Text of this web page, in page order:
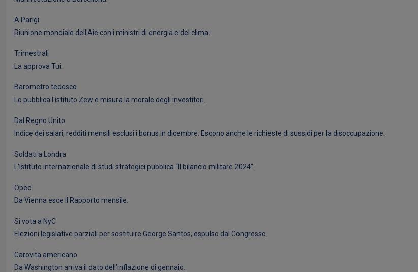
A Parigi
Riunione mondiale dell'Aie con i ministri di energia e del clima.
Trimestrali
La approva Tui.
Barometro tedesco
Lo pubblica l'istituto Zew e misura la morale degli investitori.
Dal Regno Unito
Indice dei salari, redditi mensili esclusi i bonus in dicembre. Escono anche le richieste di sussidi per la disoccupazione.
Soldati a Londra
L'Istituto internazionale di studi strategici pubblica “Il bilancio militare 2024”.
Opec
Da Vienna esce il Rapporto mensile.
Si vota a NyC
Elezioni legislative parziali per sostituire George Santos, espulso dal Congresso.
Carovita americano
Da Washington arriva il dato dell'inflazione di gennaio.